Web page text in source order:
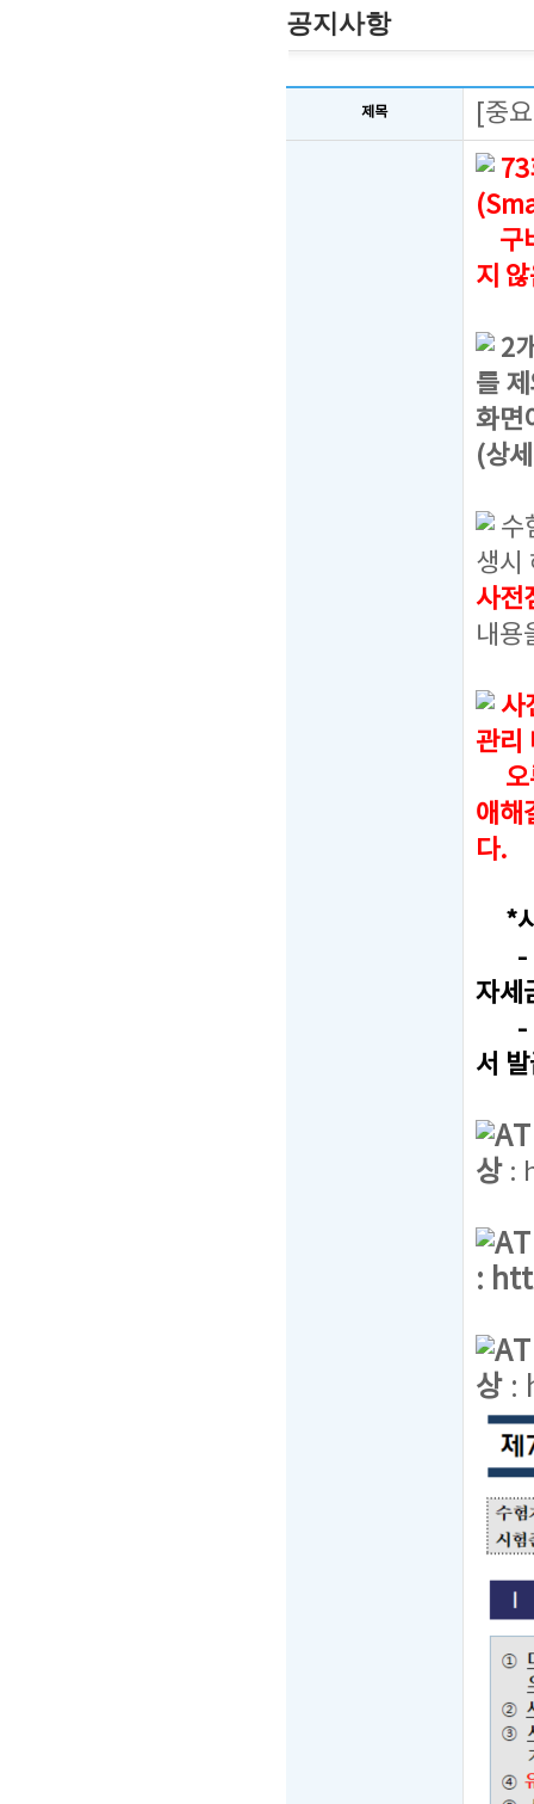
공지사항
제목
[중
73
구
지
2
를
화면
(상
수
생시
사전
내용
사
관리
오
애해
다.
*사
-
자세
-
서
상 :
:
상 :